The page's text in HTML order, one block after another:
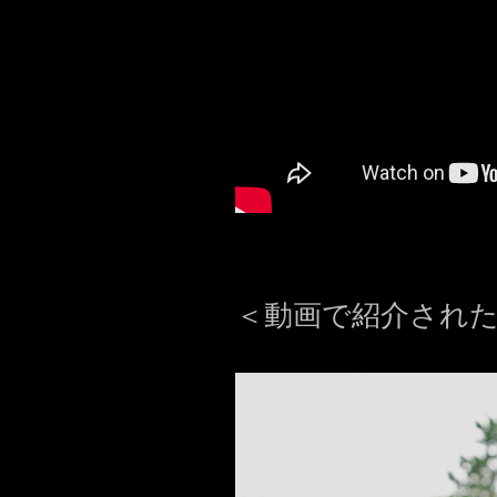
＜動画で紹介され